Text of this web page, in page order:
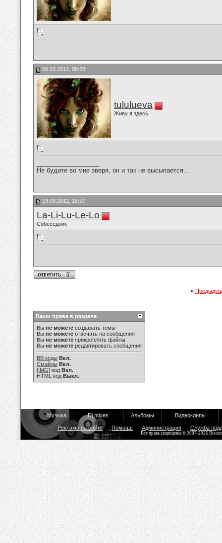
08.03.2012, 08:28
tululueva
Живу я здесь
Не будите во мне зверя, он и так не высыпается...
13.03.2012, 18:57
La-Li-Lu-Le-Lo
Собеседник
«
Ваши права в разделе
Вы не можете создавать темы
Вы не можете отвечать на сообщения
Вы не можете прикреплять файлы
Вы не можете редактировать сообщения
BB коды Вкл.
Смайлы Вкл.
[IMG] код Вкл.
HTML код Выкл.
Музыка Dj mixes Альбомы Видеоклипы
Реклама на сайте Помощь Администрация Служба
Все права защищены © 2007-2026